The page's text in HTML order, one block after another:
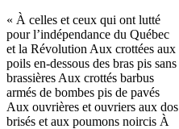
« À celles et ceux qui ont lutté
pour l’indépendance du Québec
et la Révolution Aux crottées aux
poils en-dessous des bras pis sans
brassières Aux crottés barbus
armés de bombes pis de pavés
Aux ouvrières et ouvriers aux dos
brisés et aux poumons noircis À